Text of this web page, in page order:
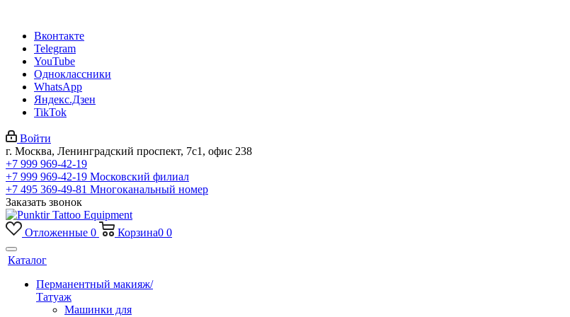
Вконтакте
Telegram
YouTube
Одноклассники
WhatsApp
Яндекс.Дзен
TikTok
Войти
г. Москва, Ленинградский проспект, 7с1, офис 238
+7 999 969-42-19
+7 999 969-42-19 Московский филиал
+7 495 369-49-81 Многоканальный номер
Заказать звонок
Отложенные 0 Корзина0 0
Каталог
Перманентный макияж/
Татуаж
Машинки для